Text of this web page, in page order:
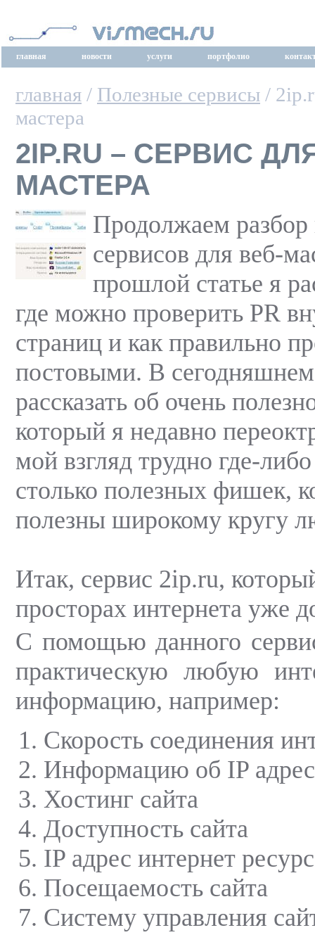
главная новости услуги портфолио
главная / Полезные сервисы /
мастера
2IP.RU – СЕРВИС
МАСТЕРА
Продолжаем разбор
сервисов для веб-
прошлой статье я
где можно проверить PR
страниц и как правильно
постовыми. В сегодняшнем
рассказать об очень
который я недавно
мой взгляд трудно где-
столько полезных фишек,
полезны широкому кругу
Итак, сервис 2ip.ru,
просторах интернета уже
С помощью данного
практическую любую
информацию, например:
Скорость соединения
Информацию об IP
Хостинг сайта
Доступность сайта
IP адрес интернет
Посещаемость сайта
Систему управления